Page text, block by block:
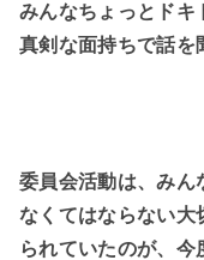
みんなちょっとドキ
真剣な面持ちで話を
委員会活動は、みん
なくてはならない大
られていたのが、今